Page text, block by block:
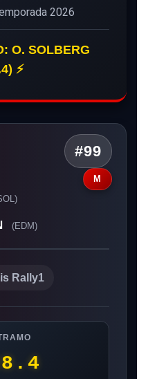
2026
O. SOLBERG
⚡
#99
M
(EDM)
Rally1